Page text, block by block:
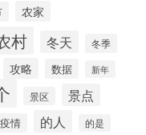
农家
村 冬天 冬季
攻略 数据 新年
景区 景点
疫情 的人 的是